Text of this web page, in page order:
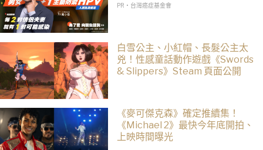
PR・台灣癌症基金會
白雪公主、小紅帽、長髮公主太
兇！性感童話動作遊戲《Swords
& Slippers》Steam 頁面公開
《麥可傑克森》確定推續集！
《Michael 2》最快今年底開拍、
上映時間曝光